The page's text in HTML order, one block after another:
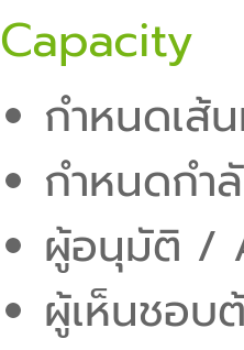
Capacity
กำหนดเส้
กำหนดกำ
ผู้อนุมัติ /
ผู้เห็นชอ